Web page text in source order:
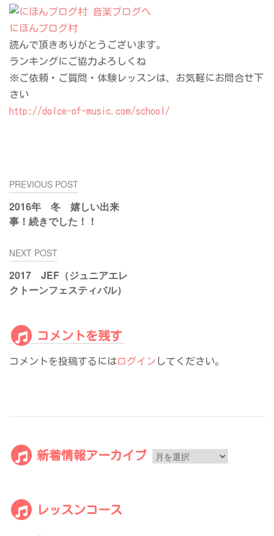
にほんブログ村
読んで頂きありがとうございます。
ランキングにご協力よろしくね
※ご依頼・ご質問・体験レッスンは、お気軽にお問合せ下
さい
http://dolce-of-music.com/school/
投
稿
ナ
ビ
ー
シ
ョ
PREVIOUS POST
2016年 冬 嬉しい出来
事！続きでした！！
NEXT POST
2017 JEF（ジュニアエレ
クトーンフェスティバル）
コメントを残す
コメントを投稿するにはログイン してください。
新着情報アーカイブ
新
レッスンコース